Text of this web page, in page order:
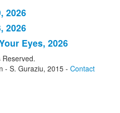
2026
2026
Eyes, 2026
- S. Guraziu, 2015 - Contact